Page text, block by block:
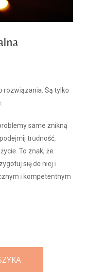
rozwiązania. Są tylko
same znikną
trudność,
To znak, że
się do niej i
i kompetentnym